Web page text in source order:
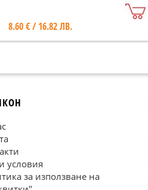
8.60 € / 16.82 ЛВ.
условия
за използване на